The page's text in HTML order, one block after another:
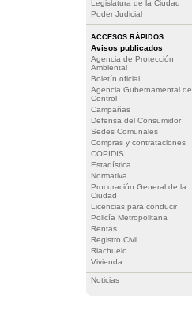
Legislatura de la Ciudad
Poder Judicial
ACCESOS RÁPIDOS
Avisos publicados
Agencia de Protección
Ambiental
Boletín oficial
Agencia Gubernamental de
Control
Campañas
Defensa del Consumidor
Sedes Comunales
Compras y contrataciones
COPIDIS
Estadística
Normativa
Procuración General de la
Ciudad
Licencias para conducir
Policía Metropolitana
Rentas
Registro Civil
Riachuelo
Vivienda
Noticias